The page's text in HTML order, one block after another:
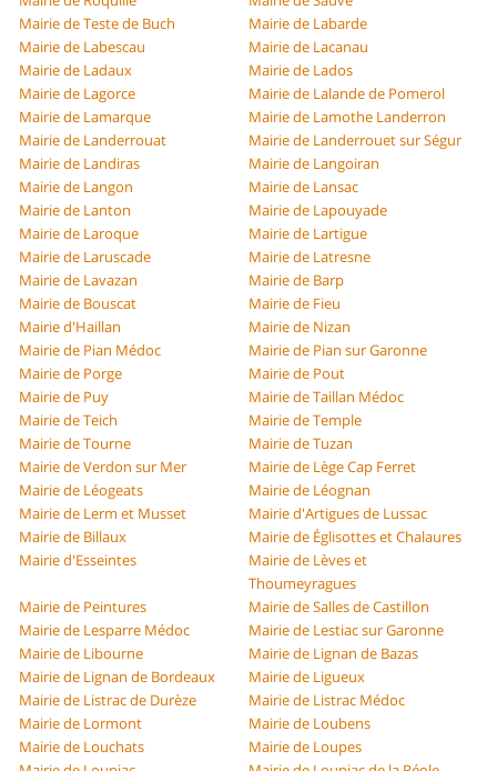
Mairie de Teste de Buch
Mairie de Labarde
Mairie de Labescau
Mairie de Lacanau
Mairie de Ladaux
Mairie de Lados
Mairie de Lagorce
Mairie de Lalande de Pomerol
Mairie de Lamarque
Mairie de Lamothe Landerron
Mairie de Landerrouat
Mairie de Landerrouet sur Ségur
Mairie de Landiras
Mairie de Langoiran
Mairie de Langon
Mairie de Lansac
Mairie de Lanton
Mairie de Lapouyade
Mairie de Laroque
Mairie de Lartigue
Mairie de Laruscade
Mairie de Latresne
Mairie de Lavazan
Mairie de Barp
Mairie de Bouscat
Mairie de Fieu
Mairie d'Haillan
Mairie de Nizan
Mairie de Pian Médoc
Mairie de Pian sur Garonne
Mairie de Porge
Mairie de Pout
Mairie de Puy
Mairie de Taillan Médoc
Mairie de Teich
Mairie de Temple
Mairie de Tourne
Mairie de Tuzan
Mairie de Verdon sur Mer
Mairie de Lège Cap Ferret
Mairie de Léogeats
Mairie de Léognan
Mairie de Lerm et Musset
Mairie d'Artigues de Lussac
Mairie de Billaux
Mairie de Églisottes et Chalaures
Mairie d'Esseintes
Mairie de Lèves et
Thoumeyragues
Mairie de Peintures
Mairie de Salles de Castillon
Mairie de Lesparre Médoc
Mairie de Lestiac sur Garonne
Mairie de Libourne
Mairie de Lignan de Bazas
Mairie de Lignan de Bordeaux
Mairie de Ligueux
Mairie de Listrac de Durèze
Mairie de Listrac Médoc
Mairie de Lormont
Mairie de Loubens
Mairie de Louchats
Mairie de Loupes